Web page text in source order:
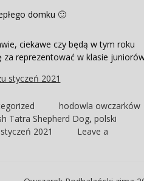
domku 🙂
ciekawe czy będą w tym roku
za reprezentować w klasie
hodowla owczarków
Tatra Shepherd Dog, polski
2021
Leave a